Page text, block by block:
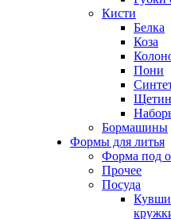
Кисти
Белка
Коза
Пони
Бормашины
Формы для литья
Форма под
Прочее
Посуда